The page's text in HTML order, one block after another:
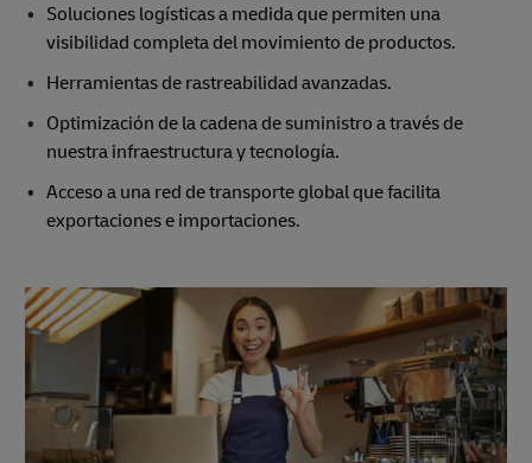
Soluciones logísticas a medida que permiten una
visibilidad completa del movimiento de productos.
Herramientas de rastreabilidad avanzadas.
Optimización de la cadena de suministro a través de
nuestra infraestructura y tecnología.
Acceso a una red de transporte global que facilita
exportaciones e importaciones.